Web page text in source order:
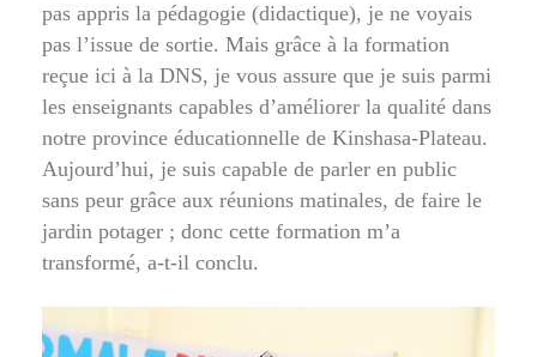
pas appris la pédagogie (didactique), je ne voyais
pas l’issue de sortie. Mais grâce à la formation
reçue ici à la DNS, je vous assure que je suis parmi
les enseignants capables d’améliorer la qualité dans
notre province éducationnelle de Kinshasa-Plateau.
Aujourd’hui, je suis capable de parler en public
sans peur grâce aux réunions matinales, de faire le
jardin potager ; donc cette formation m’a
transformé, a-t-il conclu.